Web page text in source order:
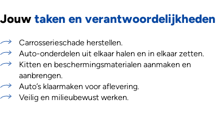
Jouw taken en verantwoordelijkheden
Carrosserieschade herstellen.
Auto-onderdelen uit elkaar halen en in elkaar zetten.
Kitten en beschermingsmaterialen aanmaken en
aanbrengen.
Auto’s klaarmaken voor aflevering.
Veilig en milieubewust werken.